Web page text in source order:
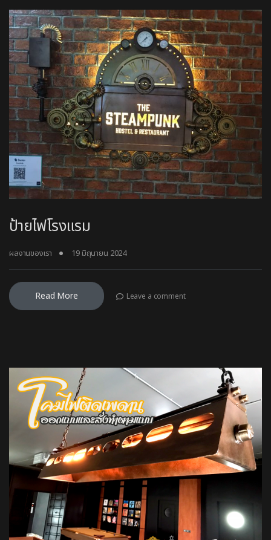
ป้ายไฟโรงแรม
ผลงานของเรา 19 มิถุนายน 2024
Read More Leave a comment